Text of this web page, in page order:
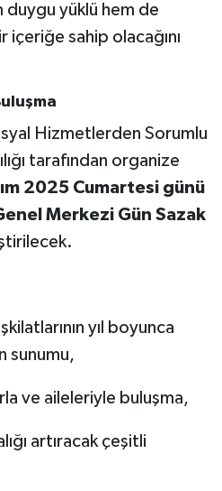
duygu yüklü hem de
içeriğe sahip olacağını
Hizmetlerden Sorumlu
tarafından organize
2025 Cumartesi günü
Merkezi Gün Sazak
yıl boyunca
sunumu,
ve aileleriyle buluşma,
artıracak çeşitli